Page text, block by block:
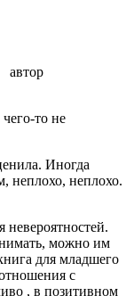
автор
то не
Иногда
неплохо, неплохо.
можно им
для младшего
с
, в позитивном